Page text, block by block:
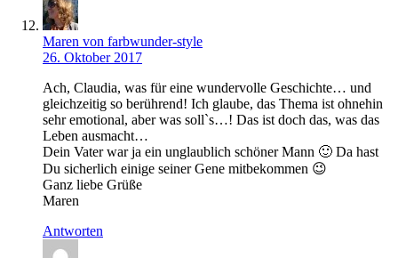
Maren von farbwunder-style
26. Oktober 2017
Ach, Claudia, was für eine wundervolle Geschichte… und
gleichzeitig so berührend! Ich glaube, das Thema ist ohnehin
sehr emotional, aber was soll`s…! Das ist doch das, was das
Leben ausmacht…
Dein Vater war ja ein unglaublich schöner Mann 🙂 Da hast
Du sicherlich einige seiner Gene mitbekommen 😉
Ganz liebe Grüße
Maren
Antworten